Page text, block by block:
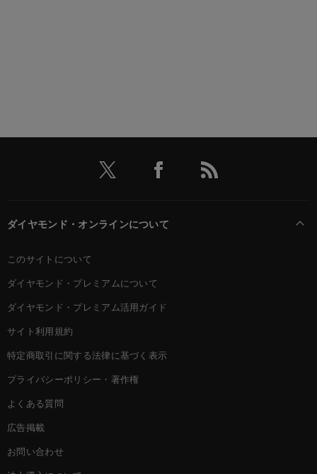
ダイヤモンド・オンラインについて
このサイトについて
ダイヤモンド・プレミアムについて
ダイヤモンド・プレミアム活用ガイド
サイト利用規約
特定商取引に関する法律に基づく表示
プライバシーポリシー・著作権
よくある質問
広告掲載
お問い合わせ